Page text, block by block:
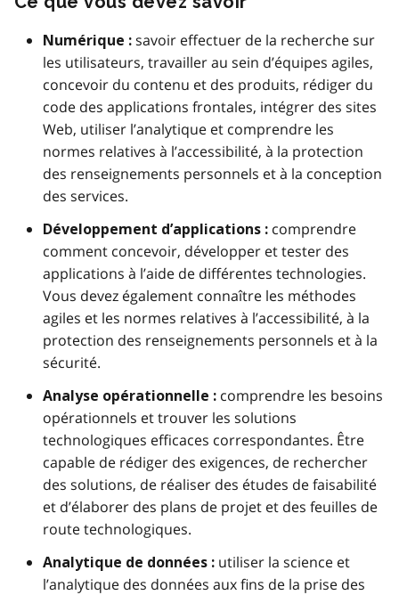
Numérique : savoir effectuer de la recherche sur
les utilisateurs, travailler au sein d’équipes agiles,
concevoir du contenu et des produits, rédiger du
code des applications frontales, intégrer des sites
Web, utiliser l’analytique et comprendre les
normes relatives à l’accessibilité, à la protection
des renseignements personnels et à la conception
des services.
Développement d’applications : comprendre
comment concevoir, développer et tester des
applications à l’aide de différentes technologies.
Vous devez également connaître les méthodes
agiles et les normes relatives à l’accessibilité, à la
protection des renseignements personnels et à la
sécurité.
Analyse opérationnelle : comprendre les besoins
opérationnels et trouver les solutions
technologiques efficaces correspondantes. Être
capable de rédiger des exigences, de rechercher
des solutions, de réaliser des études de faisabilité
et d’élaborer des plans de projet et des feuilles de
route technologiques.
Analytique de données : utiliser la science et
l’analytique des données aux fins de la prise des